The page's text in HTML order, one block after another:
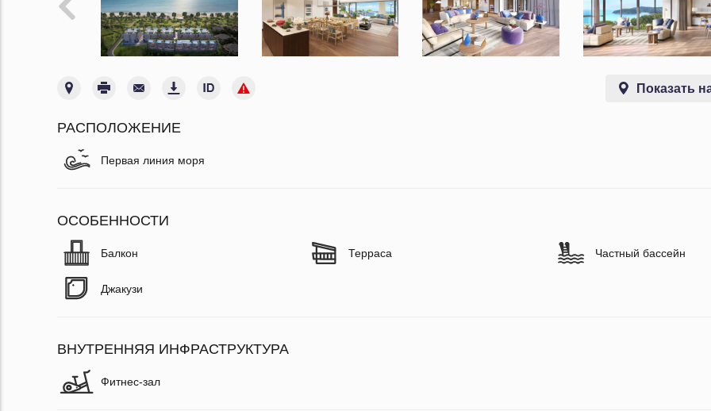
Показать
РАСПОЛОЖЕНИЕ
Первая линия моря
ОСОБЕННОСТИ
Балкон Терраса Частный бассейн
Джакузи
ВНУТРЕННЯЯ ИНФРАСТРУКТУРА
Фитнес-зал